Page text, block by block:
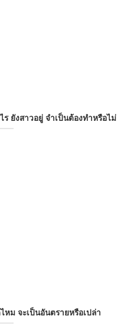
ยังสาวอยู่ จำเป็นต้องทำหรือไม่
ม จะเป็นอันตรายหรือเปล่า